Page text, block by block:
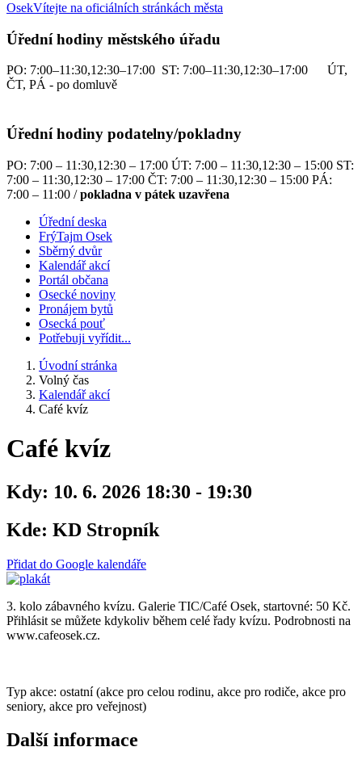
OsekVítejte na oficiálních stránkách města
Úřední hodiny městského úřadu
PO: 7:00–11:30,12:30–17:00 ST: 7:00–11:30,12:30–17:00 ÚT,
ČT, PÁ - po domluvě
Úřední hodiny podatelny/pokladny
PO: 7:00 – 11:30,12:30 – 17:00 ÚT: 7:00 – 11:30,12:30 – 15:00 ST:
7:00 – 11:30,12:30 – 17:00 ČT: 7:00 – 11:30,12:30 – 15:00 PÁ:
7:00 – 11:00 /pokladna v pátek uzavřena
Úřední deska
FrýTajm Osek
Sběrný dvůr
Kalendář akcí
Portál občana
Osecké noviny
Pronájem bytů
Osecká pouť
Potřebuji vyřídit...
Úvodní stránka
Volný čas
Kalendář akcí
Café kvíz
Café kvíz
Kdy: 10. 6. 2026 18:30 - 19:30
Kde: KD Stropník
Přidat do Google kalendáře
3. kolo zábavného kvízu. Galerie TIC/Café Osek, startovné: 50 Kč.
Přihlásit se můžete kdykoliv během celé řady kvízu. Podrobnosti na
www.cafeosek.cz.
Typ akce: ostatní (akce pro celou rodinu, akce pro rodiče, akce pro
seniory, akce pro veřejnost)
Další informace